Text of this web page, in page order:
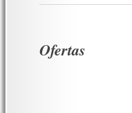
Ofertas